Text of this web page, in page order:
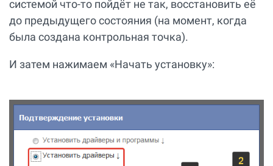
системой что-то пойдёт не так, восстановить её
до предыдущего состояния (на момент, когда
была создана контрольная точка).
И затем нажимаем «Начать установку»: